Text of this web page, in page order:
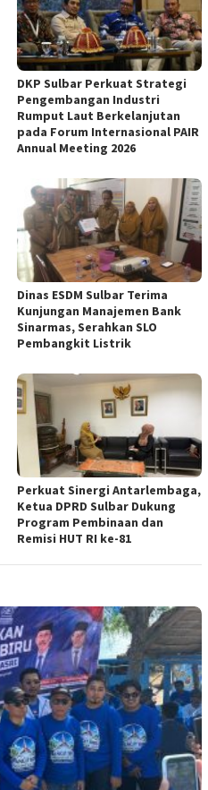
DKP Sulbar Perkuat Strategi
Pengembangan Industri
Rumput Laut Berkelanjutan
pada Forum Internasional PAIR
Annual Meeting 2026
Dinas ESDM Sulbar Terima
Kunjungan Manajemen Bank
Sinarmas, Serahkan SLO
Pembangkit Listrik
Perkuat Sinergi Antarlembaga,
Ketua DPRD Sulbar Dukung
Program Pembinaan dan
Remisi HUT RI ke-81